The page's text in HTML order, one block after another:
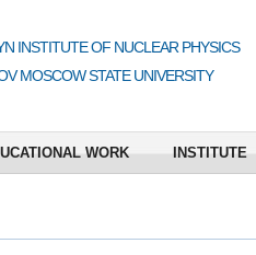
INSTITUTE OF NUCLEAR PHYSICS
MOSCOW STATE UNIVERSITY
WORK INSTITUTE